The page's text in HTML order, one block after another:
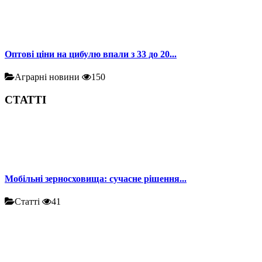
Оптові ціни на цибулю впали з 33 до 20...
Аграрні новини 150
СТАТТІ
Мобільні зерносховища: сучасне рішення...
Статті 41